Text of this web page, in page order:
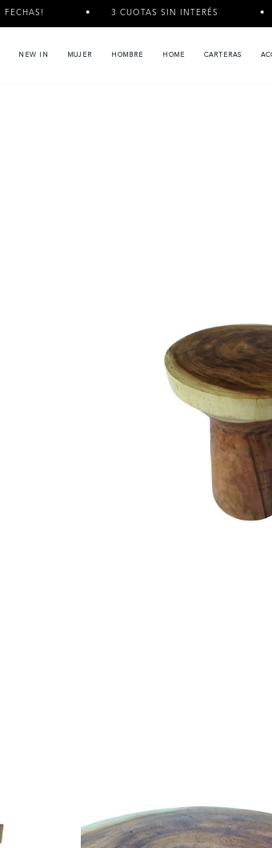
3 CUOTAS SIN INTERÉS 6
NEW IN MUJER HOMBRE HOME CARTERAS